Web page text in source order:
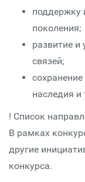
поддержку
поколения;
развитие и
связей;
наследия и
! Список
В рамках
другие
конкурса.